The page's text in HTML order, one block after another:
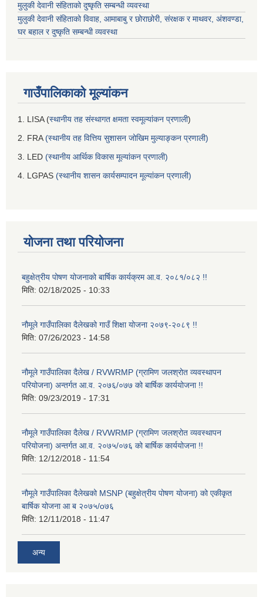
मुलुकी देवानी संहिताको दुष्कृति सम्बन्धी व्यवस्था
मुलुकी देवानी संहिताको विवाह, आमाबाबु र छोराछोरी, संरक्षक र माथवर, अंशवण्डा,
घर बहाल र दुष्कृति सम्बन्धी व्यवस्था
गाउँपालिकाको मूल्यांकन
1. LISA (स्थानीय तह संस्थागत क्षमता स्वमूल्यांकन प्रणाली)
2. FRA(स्थानीय तह वित्तिय सुशासन जोखिम मुल्याङ्कन प्रणाली)
3. LED (स्थानीय आर्थिक विकास मूल्यांकन प्रणाली)
4. LGPAS (स्थानीय शासन कार्यसम्पादन मूल्यांकन प्रणाली)
योजना तथा परियोजना
बहुक्षेत्रीय पोषण योजनाको बार्षिक कार्यक्रम आ.व. २०८१/०८२ !!
मिति: 02/18/2025 - 10:33
नौमूले गाउँपालिका दैलेखको गाउँ शिक्षा योजना २०७९-२०८९ !!
मिति: 07/26/2023 - 14:58
नौमूले गाउँपालिका दैलेख / RVWRMP (ग्रामिण जलश्रोत व्यवस्थापन
परियोजना) अन्तर्गत आ.व. २०७६/०७७ को बार्षिक कार्ययोजना !!
मिति: 09/23/2019 - 17:31
नौमूले गाउँपालिका दैलेख / RVWRMP (ग्रामिण जलश्रोत व्यवस्थापन
परियोजना) अन्तर्गत आ.व. २०७५/०७६ को बार्षिक कार्ययोजना !!
मिति: 12/12/2018 - 11:54
नौमूले गाउँपालिका दैलेखको MSNP (बहुक्षेत्रीय पोषण योजना) को एकीकृत
बार्षिक योजना आ ब २०७५/o७६
मिति: 12/11/2018 - 11:47
अन्य